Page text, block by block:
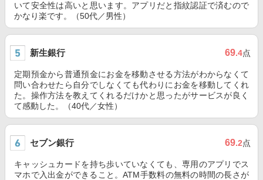
いて安全性は高いと思います。アプリだと指紋認証で済むので
かなり楽です。（50代／男性）
新生銀行 69.4点
定期預金から普通預金にお金を移動させる方法がわからなくて
問い合わせたら自分でしなくても代わりにお金を移動してくれ
た。操作方法を教えてくれるだけかと思ったがサービスが良く
て感動した。（40代／女性）
セブン銀行 69.2点
キャッシュカードを持ち歩いていなくても、専用のアプリでス
マホで入出金ができること。ATM手数料の無料の時間の長さが